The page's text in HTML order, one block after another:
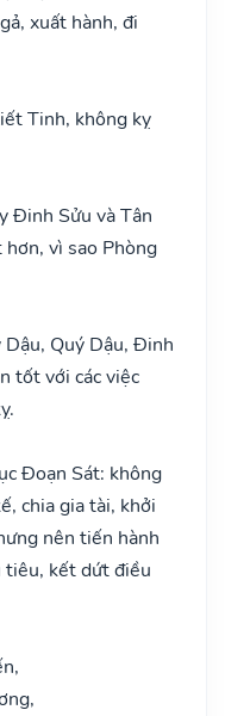
xuất hành, đi
Tinh, không kỵ
Đinh Sửu và Tân
vì sao Phòng
Quý Dậu, Đinh
tốt với các việc
Đoạn Sát: không
chia gia tài, khởi
nên tiến hành
tiêu, kết dứt điều